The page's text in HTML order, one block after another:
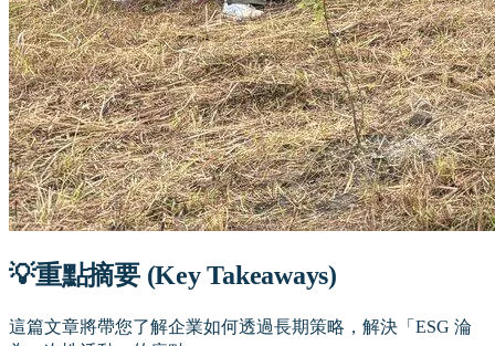
💡重點摘要 (Key Takeaways)
這篇文章將帶您了解企業如何透過長期策略，解決「ESG 淪